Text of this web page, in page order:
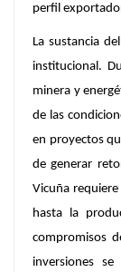
perfil
La sustancia
institucional.
minera y
de las
en proyectos
de generar
Vicuña
hasta la
compromisos
inversiones